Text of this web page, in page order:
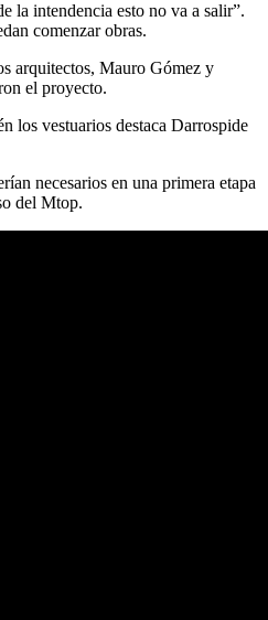
la intendencia esto no va a salir”.
comenzar obras.
arquitectos, Mauro Gómez y
el proyecto.
los vestuarios destaca Darrospide
necesarios en una primera etapa
del Mtop.